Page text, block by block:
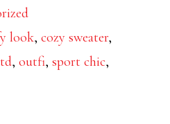
look,cozy sweater,
,outfi,sport chic,